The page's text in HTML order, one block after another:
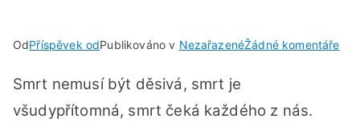
OdPříspěvek odPublikováno v NezařazenéŽádné komentářeu
Smrt nemusí být děsivá, smrt je
všudypřítomná, smrt čeká každého z nás.